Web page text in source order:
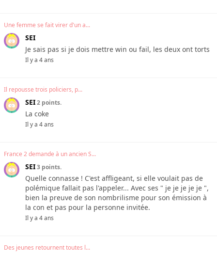
Une femme se fait virer d'un a...
SEI
Je sais pas si je dois mettre win ou fail, les deux ont torts
Il y a 4 ans
Il repousse trois policiers, p...
SEI2 points.
La coke
Il y a 4 ans
France 2 demande à un ancien S...
SEI3 points.
Quelle connasse ! C'est affligeant, si elle voulait pas de
polémique fallait pas l'appeler... Avec ses " je je je je je ",
bien la preuve de son nombrilisme pour son émission à
la con et pas pour la personne invitée.
Il y a 4 ans
Des jeunes retournent toutes l...